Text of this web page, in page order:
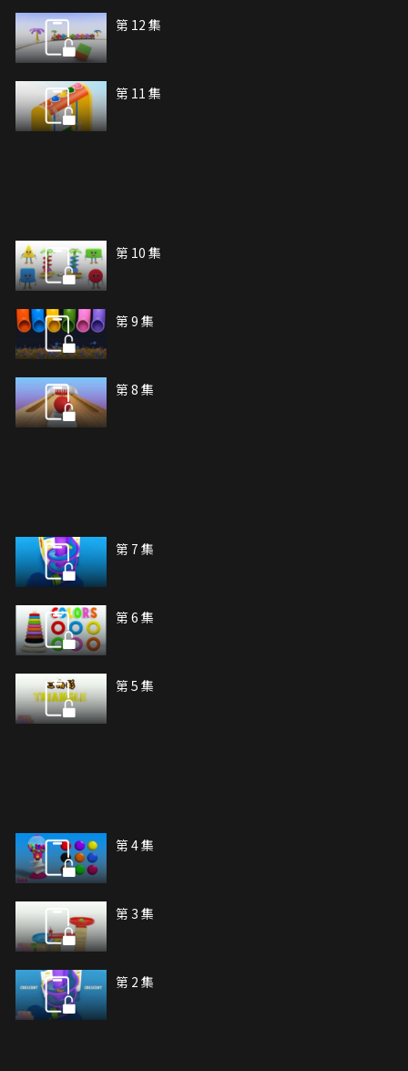
第 12 集
第 11 集
第 10 集
第 9 集
第 8 集
第 7 集
第 6 集
第 5 集
第 4 集
第 3 集
第 2 集